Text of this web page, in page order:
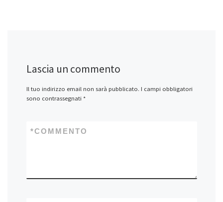
Lascia un commento
Il tuo indirizzo email non sarà pubblicato. I campi obbligatori
sono contrassegnati *
COMMENTO
*